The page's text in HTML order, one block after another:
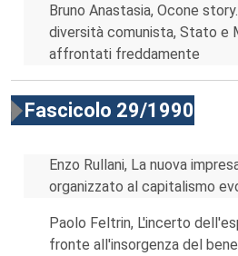
Bruno Anastasia, Ocone
diversità comunista, Stato e
affrontati freddamente
Fascicolo 29/1990
Enzo Rullani, La nuova
organizzato al capitalismo
Paolo Feltrin, L'incerto
fronte all'insorgenza del